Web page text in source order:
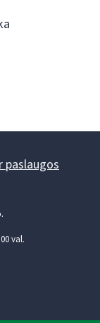
paslaugos
val.